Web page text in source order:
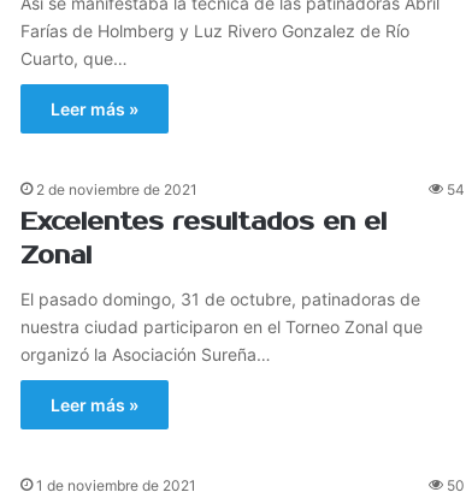
Farías de Holmberg y Luz Rivero Gonzalez de Río
Cuarto, que…
Leer más »
2 de noviembre de 2021 54
Excelentes resultados en el
Zonal
El pasado domingo, 31 de octubre, patinadoras de
nuestra ciudad participaron en el Torneo Zonal que
organizó la Asociación Sureña…
Leer más »
1 de noviembre de 2021 50